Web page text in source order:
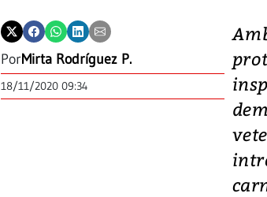
PorMirta Rodríguez P.
18/11/2020 09:34